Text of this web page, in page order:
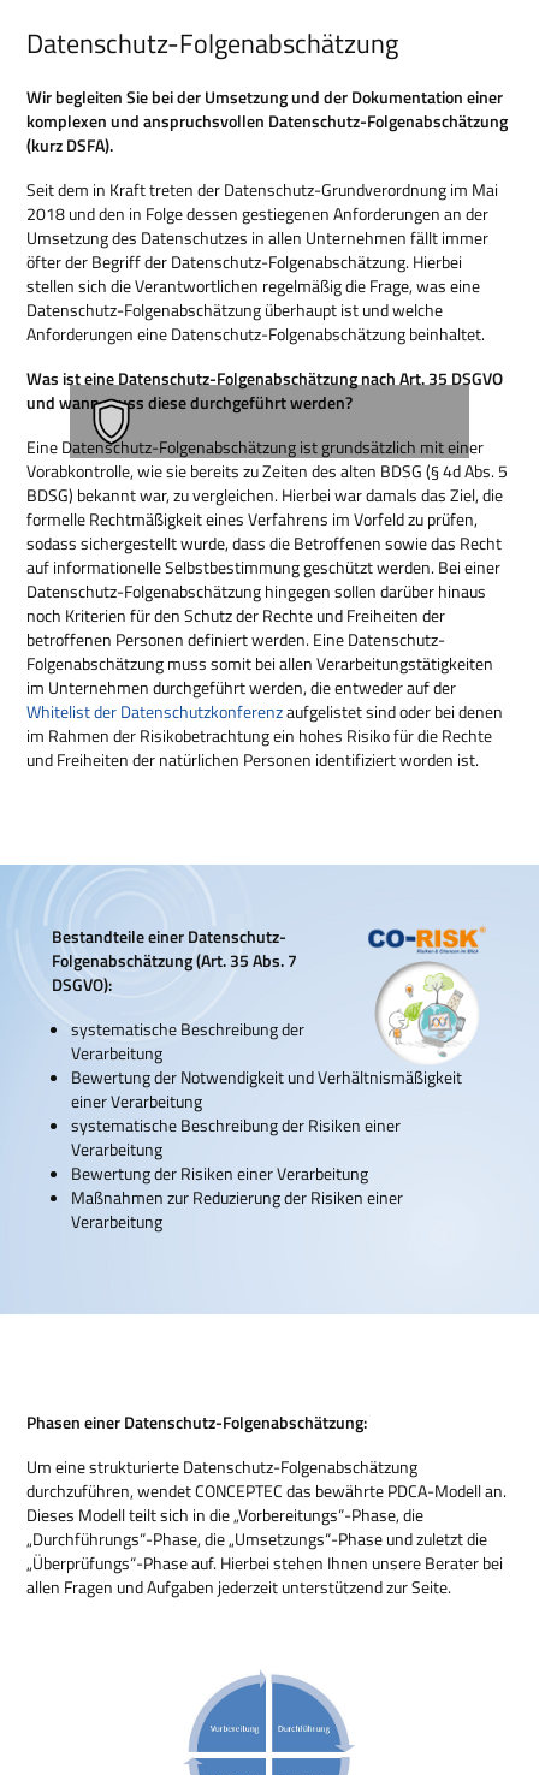
Datenschutz-Folgenabschätzung
Wir begleiten Sie bei der Umsetzung und der Dokumentation einer
komplexen und anspruchsvollen Datenschutz-Folgenabschätzung
(kurz DSFA).
Seit dem in Kraft treten der Datenschutz-Grundverordnung im Mai
2018 und den in Folge dessen gestiegenen Anforderungen an der
Umsetzung des Datenschutzes in allen Unternehmen fällt immer
öfter der Begriff der Datenschutz-Folgenabschätzung. Hierbei
stellen sich die Verantwortlichen regelmäßig die Frage, was eine
Datenschutz-Folgenabschätzung überhaupt ist und welche
Anforderungen eine Datenschutz-Folgenabschätzung beinhaltet.
Was ist eine Datenschutz-Folgenabschätzung nach Art. 35 DSGVO
und wann muss diese durchgeführt werden?
Eine Datenschutz-Folgenabschätzung ist grundsätzlich mit einer
Vorabkontrolle, wie sie bereits zu Zeiten des alten BDSG (§ 4d Abs. 5
BDSG) bekannt war, zu vergleichen. Hierbei war damals das Ziel, die
formelle Rechtmäßigkeit eines Verfahrens im Vorfeld zu prüfen,
sodass sichergestellt wurde, dass die Betroffenen sowie das Recht
auf informationelle Selbstbestimmung geschützt werden. Bei einer
Datenschutz-Folgenabschätzung hingegen sollen darüber hinaus
noch Kriterien für den Schutz der Rechte und Freiheiten der
betroffenen Personen definiert werden. Eine Datenschutz-
Folgenabschätzung muss somit bei allen Verarbeitungstätigkeiten
im Unternehmen durchgeführt werden, die entweder auf der
Whitelist der Datenschutzkonferenzaufgelistet sind oder bei denen
im Rahmen der Risikobetrachtung ein hohes Risiko für die Rechte
und Freiheiten der natürlichen Personen identifiziert worden ist.
Bestandteile einer Datenschutz-
Folgenabschätzung (Art. 35 Abs. 7
DSGVO):
systematische Beschreibung der
Verarbeitung
Bewertung der Notwendigkeit und Verhältnismäßigkeit
einer Verarbeitung
systematische Beschreibung der Risiken einer
Verarbeitung
Bewertung der Risiken einer Verarbeitung
Maßnahmen zur Reduzierung der Risiken einer
Verarbeitung
Phasen einer Datenschutz-Folgenabschätzung:
Um eine strukturierte Datenschutz-Folgenabschätzung
durchzuführen, wendet CONCEPTEC das bewährte PDCA-Modell an.
Dieses Modell teilt sich in die „Vorbereitungs“-Phase, die
„Durchführungs“-Phase, die „Umsetzungs“-Phase und zuletzt die
„Überprüfungs“-Phase auf. Hierbei stehen Ihnen unsere Berater bei
allen Fragen und Aufgaben jederzeit unterstützend zur Seite.